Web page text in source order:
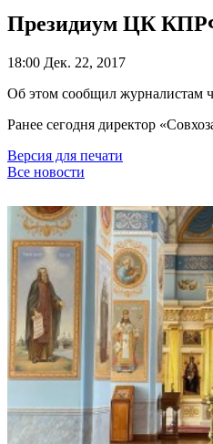
Президиум ЦК КПРФ
18:00 Дек. 22, 2017
Об этом сообщил журналистам
Ранее сегодня директор
Версия для печати
Все новости